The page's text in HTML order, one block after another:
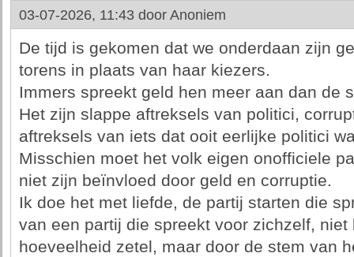
03-07-2026, 11:43 door Anoniem
De tijd is gekomen dat we onderdaan zijn
torens in plaats van haar kiezers.
Immers spreekt geld hen meer aan dan de
Het zijn slappe aftreksels van politici,
aftreksels van iets dat ooit eerlijke politici
Misschien moet het volk eigen onofficiele
niet zijn beïnvloed door geld en corruptie.
Ik doe het met liefde, de partij starten die
van een partij die spreekt voor zichzelf, niet
hoeveelheid zetel, maar door de stem van